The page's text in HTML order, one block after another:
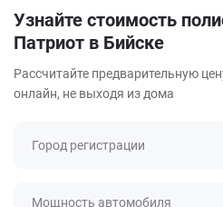
Узнайте стоимость
Патриот в Бийске
Рассчитайте предварительную
онлайн, не выходя из дома
Город регистрации
Мощность автомобиля